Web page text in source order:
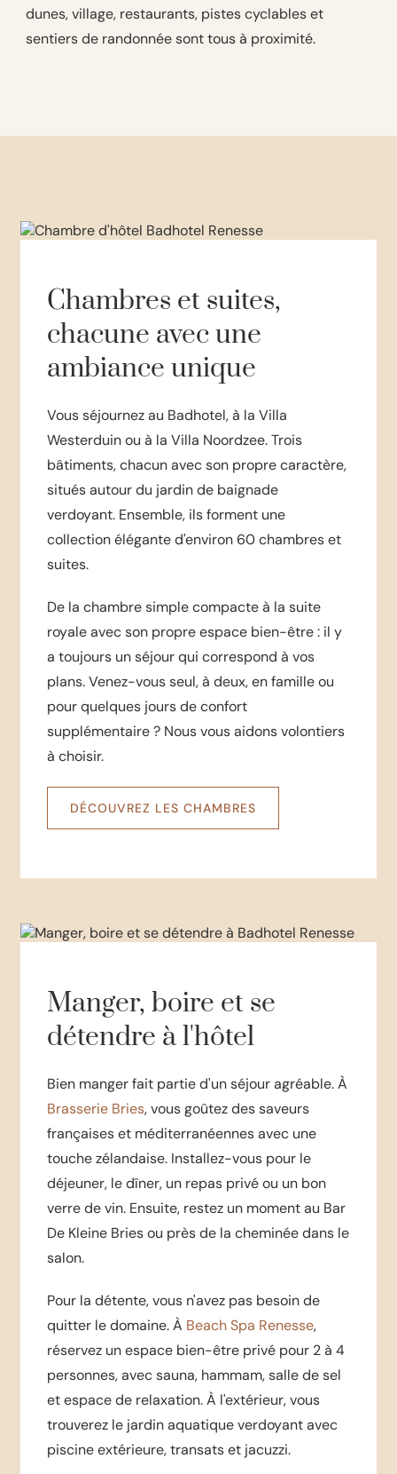
dunes, village, restaurants, pistes cyclables et
sentiers de randonnée sont tous à proximité.
Chambres et suites,
chacune avec une
ambiance unique
Vous séjournez au Badhotel, à la Villa
Westerduin ou à la Villa Noordzee. Trois
bâtiments, chacun avec son propre caractère,
situés autour du jardin de baignade
verdoyant. Ensemble, ils forment une
collection élégante d'environ 60 chambres et
suites.
De la chambre simple compacte à la suite
royale avec son propre espace bien-être : il y
a toujours un séjour qui correspond à vos
plans. Venez-vous seul, à deux, en famille ou
pour quelques jours de confort
supplémentaire ? Nous vous aidons volontiers
à choisir.
DÉCOUVREZ LES CHAMBRES
Manger, boire et se
détendre à l'hôtel
Bien manger fait partie d'un séjour agréable. À
Brasserie Bries, vous goûtez des saveurs
françaises et méditerranéennes avec une
touche zélandaise. Installez-vous pour le
déjeuner, le dîner, un repas privé ou un bon
verre de vin. Ensuite, restez un moment au Bar
De Kleine Bries ou près de la cheminée dans le
salon.
Pour la détente, vous n'avez pas besoin de
quitter le domaine. À Beach Spa Renesse,
réservez un espace bien-être privé pour 2 à 4
personnes, avec sauna, hammam, salle de sel
et espace de relaxation. À l'extérieur, vous
trouverez le jardin aquatique verdoyant avec
piscine extérieure, transats et jacuzzi.